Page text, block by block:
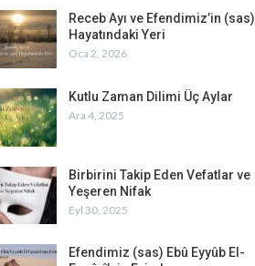
Receb Ayı ve Efendimiz’in (sas)
Hayatındaki Yeri
Oca 2, 2026
Kutlu Zaman Dilimi Üç Aylar
Ara 4, 2025
Birbirini Takip Eden Vefatlar ve
Yeşeren Nifak
Eyl 30, 2025
Efendimiz (sas) Ebû Eyyûb El-